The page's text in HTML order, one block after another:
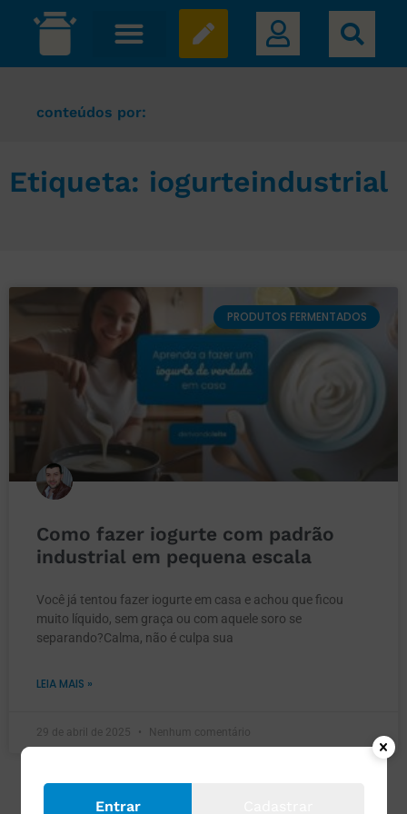
conteúdos por:
Etiqueta: iogurteindustrial
PRODUTOS FERMENTADOS
Como fazer iogurte com padrão
industrial em pequena escala
Você já tentou fazer iogurte em casa e achou que ficou
muito líquido, sem graça ou com aquele soro se
separando?Calma, não é culpa sua
LEIA MAIS »
29 de abril de 2025 Nenhum comentário
Entrar